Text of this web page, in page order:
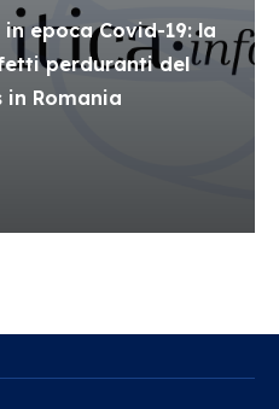
in epoca Covid-19: la
perduranti del
in Romania